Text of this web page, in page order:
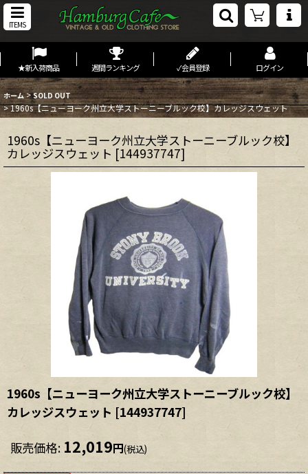
ITEMS
★新入荷商品 週間ランキング ✓会員登録 ログイン
ホーム > SOLD OUT
>1960s【ニューヨーク州立大学ストーニーブルック校】カレッジスウェット
1960s【ニューヨーク州立大学ストーニーブルック校】
カレッジスウェット [144937747]
1960s【ニューヨーク州立大学ストーニーブルック校】
カレッジスウェット [144937747]
販売価格: 12,019円(税込)